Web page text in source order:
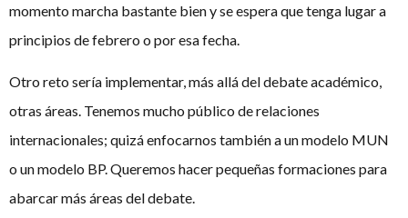
momento marcha bastante bien y se espera que tenga lugar a
principios de febrero o por esa fecha.
Otro reto sería implementar, más allá del debate académico,
otras áreas. Tenemos mucho público de relaciones
internacionales; quizá enfocarnos también a un modelo MUN
o un modelo BP. Queremos hacer pequeñas formaciones para
abarcar más áreas del debate.